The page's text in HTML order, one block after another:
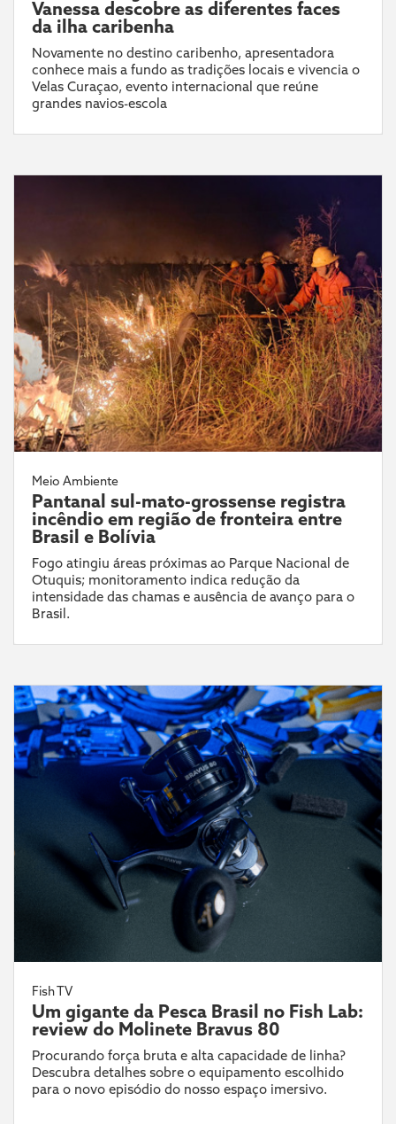
Vanessa descobre as diferentes faces
da ilha caribenha
Novamente no destino caribenho, apresentadora
conhece mais a fundo as tradições locais e vivencia o
Velas Curaçao, evento internacional que reúne
grandes navios-escola
Meio Ambiente
Pantanal sul-mato-grossense registra
incêndio em região de fronteira entre
Brasil e Bolívia
Fogo atingiu áreas próximas ao Parque Nacional de
Otuquis; monitoramento indica redução da
intensidade das chamas e ausência de avanço para o
Brasil.
Fish TV
Um gigante da Pesca Brasil no Fish Lab:
review do Molinete Bravus 80
Procurando força bruta e alta capacidade de linha?
Descubra detalhes sobre o equipamento escolhido
para o novo episódio do nosso espaço imersivo.